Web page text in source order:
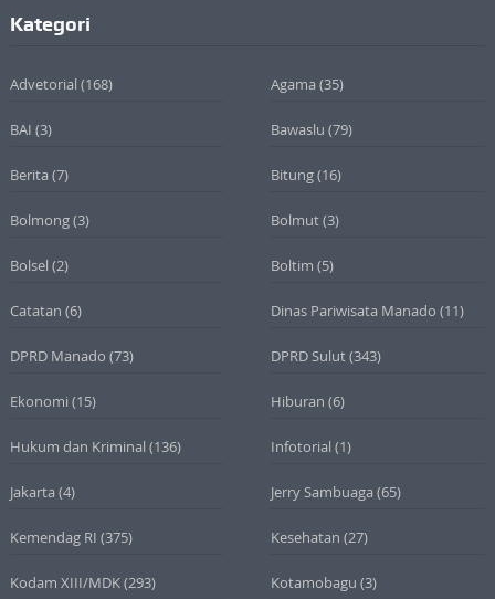
Kategori
Advetorial (168) Agama (35)
BAI (3) Bawaslu (79)
Berita (7) Bitung(16)
Bolmong(3) Bolmut(3)
Bolsel (2) Boltim (5)
Catatan (6) Dinas Pariwisata Manado (11)
DPRD Manado (73) DPRD Sulut(343)
Ekonomi (15) Hiburan (6)
Hukum dan Kriminal (136) Infotorial (1)
Jakarta (4) Jerry Sambuaga (65)
Kemendag RI (375) Kesehatan (27)
Kodam XIII/MDK(293) Kotamobagu (3)